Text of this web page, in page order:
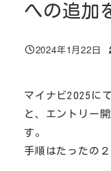
への追加
投稿日
2024年1月22日
マイナビ2025に
と、エントリー
す。
手順はたったの２